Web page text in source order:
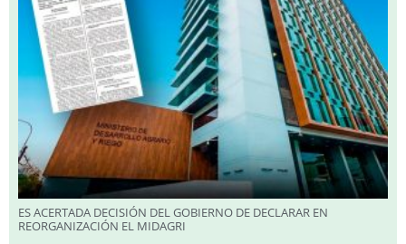
ES ACERTADA DECISIÓN DEL GOBIERNO DE DECLARAR EN
REORGANIZACIÓN EL MIDAGRI